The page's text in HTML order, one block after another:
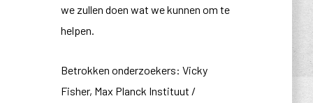
we zullen doen wat we kunnen om te
helpen.
Betrokken onderzoekers: Vicky
Fisher, Max Planck Instituut /